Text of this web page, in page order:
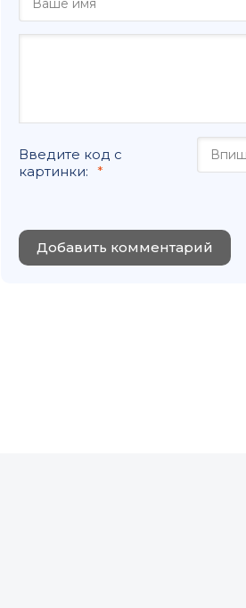
Введите код с
картинки:
Добавить комментарий